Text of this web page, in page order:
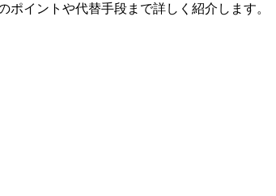
イントや代替手段まで詳しく紹介します。